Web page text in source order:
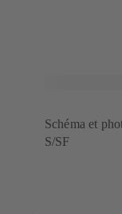
Schéma et
S/SF